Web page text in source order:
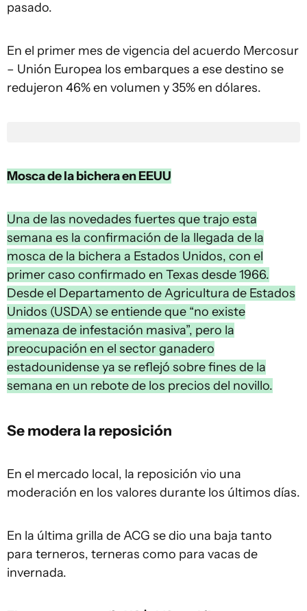
pasado.
En el primer mes de vigencia del acuerdo Mercosur
– Unión Europea los embarques a ese destino se
redujeron 46% en volumen y 35% en dólares.
Mosca de la bichera en EEUU
Una de las novedades fuertes que trajo esta
semana es la confirmación de la llegada de la
mosca de la bichera a Estados Unidos, con el
primer caso confirmado en Texas desde 1966.
Desde el Departamento de Agricultura de Estados
Unidos (USDA) se entiende que “no existe
amenaza de infestación masiva”, pero la
preocupación en el sector ganadero
estadounidense ya se reflejó sobre fines de la
semana en un rebote de los precios del novillo.
Se modera la reposición
En el mercado local, la reposición vio una
moderación en los valores durante los últimos días.
En la última grilla de ACG se dio una baja tanto
para terneros, terneras como para vacas de
invernada.